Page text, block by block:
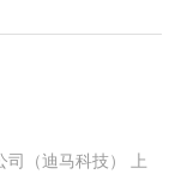
司（迪马科技） 上